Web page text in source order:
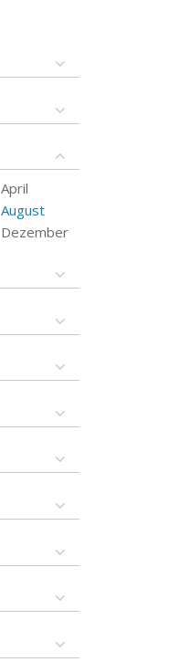
April
August
Dezember